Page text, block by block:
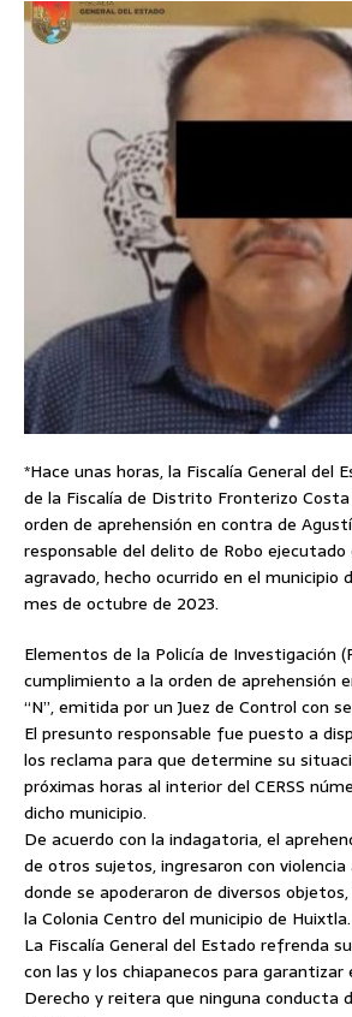
*Hace unas horas, la Fiscalía General del
de la Fiscalía de Distrito Fronterizo
orden de aprehensión en contra de
responsable del delito de Robo ejecutado
agravado, hecho ocurrido en el municipio
mes de octubre de 2023.
Elementos de la Policía de Investigación
cumplimiento a la orden de aprehensión
“N”, emitida por un Juez de Control con
El presunto responsable fue puesto a
los reclama para que determine su
próximas horas al interior del CERSS
dicho municipio.
De acuerdo con la indagatoria, el
de otros sujetos, ingresaron con
donde se apoderaron de diversos
la Colonia Centro del municipio de Huixtla.
La Fiscalía General del Estado refrenda
con las y los chiapanecos para garantizar
Derecho y reitera que ninguna conducta